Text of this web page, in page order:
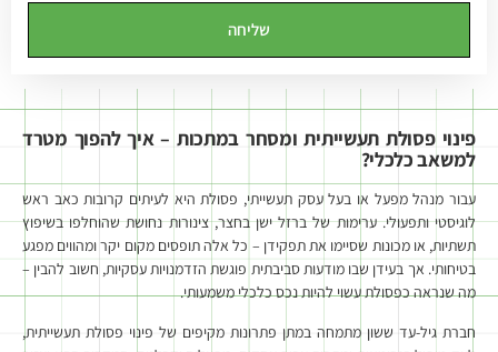
שליחה
פינוי פסולת תעשייתית ומסחר במתכות – איך להפוך מטרד
למשאב כלכלי?
עבור מנהל מפעל או בעל עסק תעשייתי, פסולת היא לעיתים קרובות כאב ראש
לוגיסטי ותפעולי. ערימות של ברזל ישן בחצר, צינורות נחושת שהוחלפו בשיפוץ
תשתיות, או מכונות שסיימו את תפקידן – כל אלה תופסים מקום יקר ומהווים מפגע
בטיחותי. אך בעידן שבו מודעות סביבתית פוגשת הזדמנויות עסקיות, חשוב להבין –
מה שנראה כפסולת עשוי להיות נכס כלכלי משמעותי.
חברת גיל-עד ששון מתמחה במתן פתרונות מקיפים של פינוי פסולת תעשייתית,